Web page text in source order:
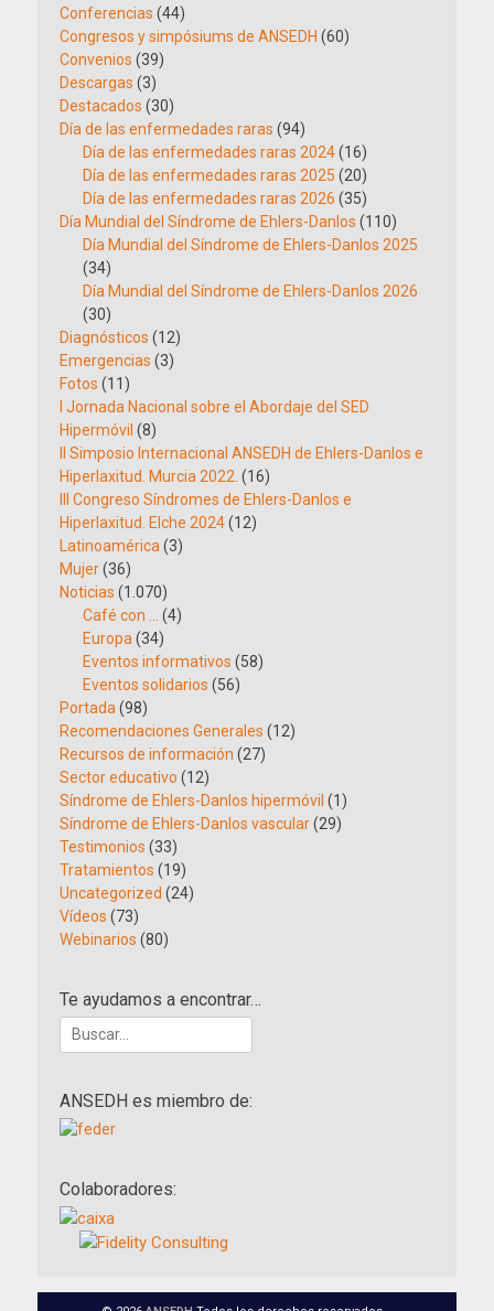
Conferencias (44)
Congresos y simpósiums de ANSEDH (60)
Convenios (39)
Descargas (3)
Destacados (30)
Día de las enfermedades raras (94)
Día de las enfermedades raras 2024(16)
Día de las enfermedades raras 2025 (20)
Día de las enfermedades raras 2026 (35)
Día Mundial del Síndrome de Ehlers-Danlos (110)
Día Mundial del Síndrome de Ehlers-Danlos 2025
(34)
Día Mundial del Síndrome de Ehlers-Danlos 2026
(30)
Diagnósticos (12)
Emergencias (3)
Fotos (11)
I Jornada Nacional sobre el Abordaje del SED
Hipermóvil (8)
II Simposio Internacional ANSEDH de Ehlers-Danlos e
Hiperlaxitud. Murcia 2022. (16)
III Congreso Síndromes de Ehlers-Danlos e
Hiperlaxitud. Elche 2024(12)
Latinoamérica (3)
Mujer(36)
Noticias (1.070)
Café con …
(4)
Europa (34)
Eventos informativos (58)
Eventos solidarios (56)
Portada (98)
Recomendaciones Generales (12)
Recursos de información (27)
Sector educativo (12)
Síndrome de Ehlers-Danlos hipermóvil (1)
Síndrome de Ehlers-Danlos vascular(29)
Testimonios (33)
Tratamientos (19)
Uncategorized (24)
Vídeos (73)
Webinarios (80)
Te ayudamos a encontrar…
Buscar:
ANSEDH es miembro de:
Colaboradores: